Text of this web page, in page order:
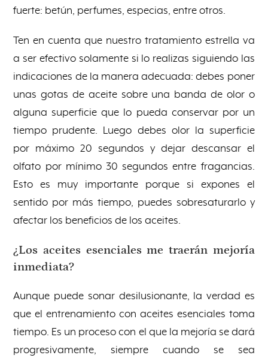
fuerte: betún, perfumes, especias, entre otros.
Ten en cuenta que nuestro tratamiento estrella va
a ser efectivo solamente si lo realizas siguiendo las
indicaciones de la manera adecuada: debes poner
unas gotas de aceite sobre una banda de olor o
alguna superficie que lo pueda conservar por un
tiempo prudente. Luego debes olor la superficie
por máximo 20 segundos y dejar descansar el
olfato por mínimo 30 segundos entre fragancias.
Esto es muy importante porque si expones el
sentido por más tiempo, puedes sobresaturarlo y
afectar los beneficios de los aceites.
¿Los aceites esenciales me traerán mejoría
inmediata?
Aunque puede sonar desilusionante, la verdad es
que el entrenamiento con aceites esenciales toma
tiempo. Es un proceso con el que la mejoría se dará
progresivamente, siempre cuando se sea